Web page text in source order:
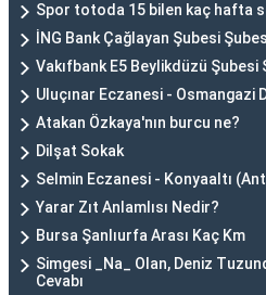
Spor totoda 15 bilen kaç hafta
İNG Bank Çağlayan Şubesi
Vakıfbank E5 Beylikdüzü Şubesi
Uluçınar Eczanesi - Osmangazi
Atakan Özkaya'nın burcu ne?
Dilşat Sokak
Selmin Eczanesi - Konyaaltı
Yarar Zıt Anlamlısı Nedir?
Bursa Şanlıurfa Arası Kaç Km
Simgesi _Na_ Olan, Deniz
Cevabı